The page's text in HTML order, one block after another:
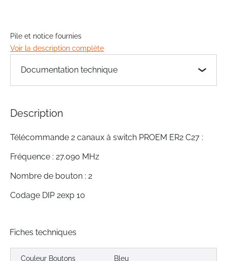
to
the
beginning
images
Pile et notice fournies
Voir la description complète
Documentation technique
Description
Télécommande 2 canaux à switch PROEM ER2 C27 :
Fréquence : 27.090 MHz
Nombre de bouton : 2
Codage DIP 2exp 10
Fiches techniques
Couleur Boutons Bleu